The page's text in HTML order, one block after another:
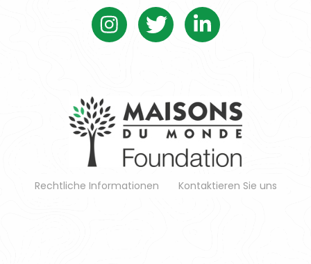
Kontaktieren Sie uns
Rechtliche Informationen